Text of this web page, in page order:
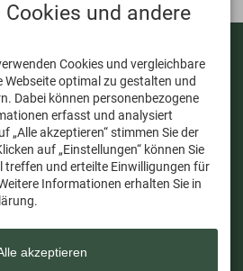
WANDERUNGEN
ANFRAGEN
KOOPERATIONEN
ÜBER UNS
TEAM
und andere
Cookies und vergleichbare
Webseite optimal zu gestalten und
Dabei können personenbezogene
erfasst und analysiert
„Alle akzeptieren“ stimmen Sie der
auf „Einstellungen“ können Sie
treffen und erteilte Einwilligungen für
Informationen erhalten Sie in
akzeptieren